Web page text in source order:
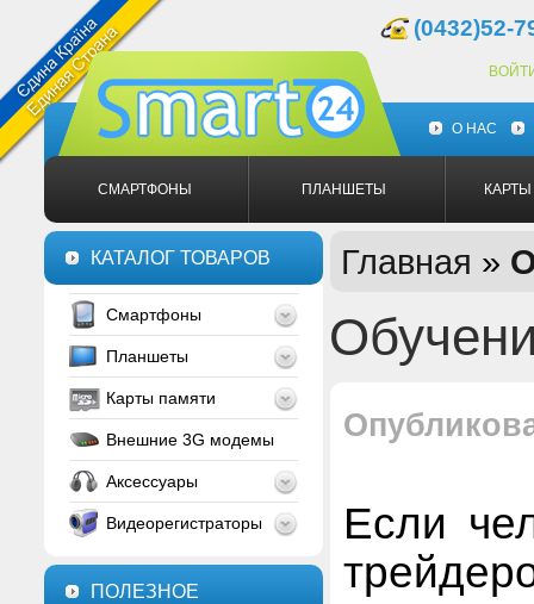
(0432)52-
О НАС
СМАРТФОНЫ ПЛАНШЕТЫ
КАТАЛОГ ТОВАРОВ
Смартфоны
Планшеты
Карты памяти
Внешние 3G модемы
Аксессуары
Видеорегистраторы
ПОЛЕЗНОЕ
Главная »
Если